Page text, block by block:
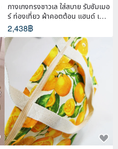
กางเกงทรงชาวเล ใส่สบาย รับซัมเมอ
ร์ ท่องเที่ยว ผ้าคอตต้อน แฮนด์ เพ้น
ท์
2,438฿